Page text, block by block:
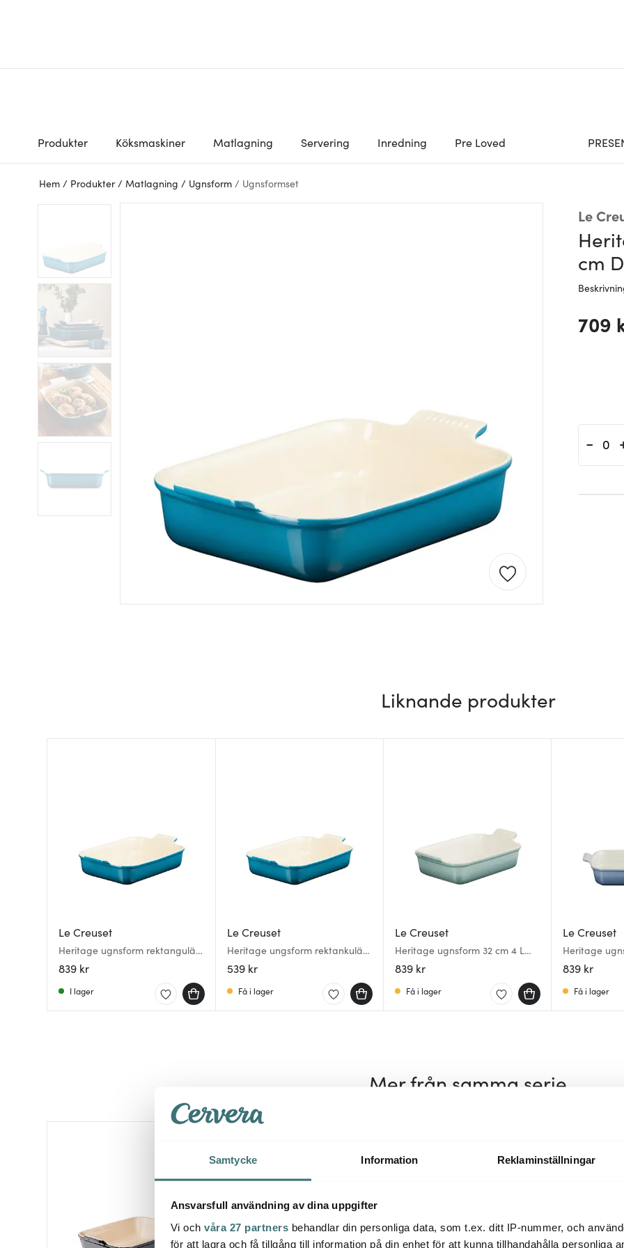
Samtycke Information Reklaminställningar
Ansvarsfull användning av dina uppgifter
Vi och våra 27 partners behandlar din personliga data, som t.ex. ditt IP-nummer, och
för att lagra och få tillgång till information på din enhet för att kunna tillhandahålla personliga
Produkter Köksmaskiner Matlagning Servering Inredning Pre Loved
Hem / Produkter / Matlagning / Ugnsform / Ugnsformset
Le
cm
709
-
Liknande produkter
Le Creuset
Heritage ugnsform rektangulär
32 cm Deep Teal
839 kr
I lager
Le Creuset
Heritage ungsform rektankulär
19 cm Deep Teal
539 kr
Få i lager
Le Creuset
Heritage ugnsform 32 cm 4 L
sea salt
839 kr
Få i lager
Le Creuset
Heritage
32 cm
839 kr
Få i lager
Mer från samma serie